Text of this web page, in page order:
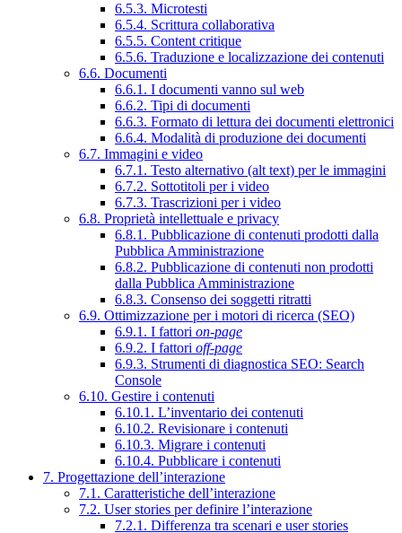
6.5.3. Microtesti
6.5.4. Scrittura collaborativa
6.5.5. Content critique
6.5.6. Traduzione e localizzazione dei contenuti
6.6. Documenti
6.6.1. I documenti vanno sul web
6.6.2. Tipi di documenti
6.6.3. Formato di lettura dei documenti elettronici
6.6.4. Modalità di produzione dei documenti
6.7. Immagini e video
6.7.1. Testo alternativo (alt text) per le immagini
6.7.2. Sottotitoli per i video
6.7.3. Trascrizioni per i video
6.8. Proprietà intellettuale e privacy
6.8.1. Pubblicazione di contenuti prodotti dalla
Pubblica Amministrazione
6.8.2. Pubblicazione di contenuti non prodotti
dalla Pubblica Amministrazione
6.8.3. Consenso dei soggetti ritratti
6.9. Ottimizzazione per i motori di ricerca (SEO)
6.9.1. I fattori on-page
6.9.2. I fattori off-page
6.9.3. Strumenti di diagnostica SEO: Search
Console
6.10. Gestire i contenuti
6.10.1. L’inventario dei contenuti
6.10.2. Revisionare i contenuti
6.10.3. Migrare i contenuti
6.10.4. Pubblicare i contenuti
7. Progettazione dell’interazione
7.1. Caratteristiche dell’interazione
7.2. User stories per definire l’interazione
7.2.1. Differenza tra scenari e user stories